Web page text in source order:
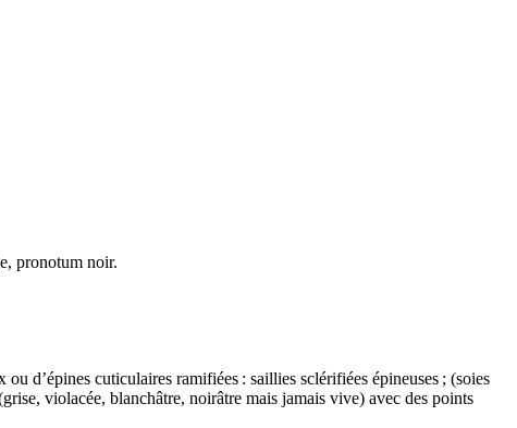
pronotum noir.
d’épines cuticulaires ramifiées : saillies sclérifiées épineuses ; (soies
violacée, blanchâtre, noirâtre mais jamais vive) avec des points